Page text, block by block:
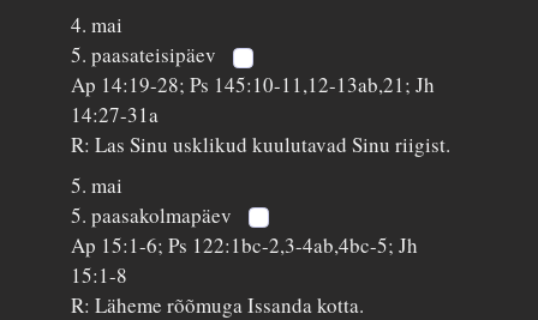
4. mai
5. paasateisipäev
Ap 14:19-28; Ps 145:10-11,12-13ab,21; Jh
14:27-31a
R: Las Sinu usklikud kuulutavad Sinu riigist.
5. mai
5. paasakolmapäev
Ap 15:1-6; Ps 122:1bc-2,3-4ab,4bc-5; Jh
15:1-8
R: Läheme rõõmuga Issanda kotta.